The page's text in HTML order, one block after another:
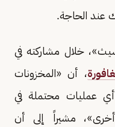
عند الحاجة.
خلال مشاركته في
، أن «المخزونات
أي عمليات محتملة في
مشيراً إلى أن